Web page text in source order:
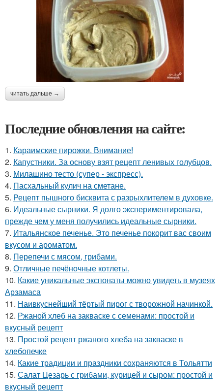
читать дальше →
Последние обновления на сайте:
1. Караимские пирожки. Внимание!
2. Капустники. За основу взят рецепт ленивых голубцов.
3. Милашино тесто (супер - экспресс).
4. Пасхальный кулич на сметане.
5. Рецепт пышного бисквита с разрыхлителем в духовке.
6. Идеальные сырники. Я долго экспериментировала,
прежде чем у меня получились идеальные сырники.
7. Итальянское печенье. Это печенье покорит вас своим
вкусом и ароматом.
8. Перепечи с мясом, грибами.
9. Отличные печёночные котлеты.
10. Какие уникальные экспонаты можно увидеть в музеях
Арзамаса
11. Наивкуснейший тёртый пирог с творожной начинкой.
12. Ржаной хлеб на закваске с семенами: простой и
вкусный рецепт
13. Простой рецепт ржаного хлеба на закваске в
хлебопечке
14. Какие традиции и праздники сохраняются в Тольятти
15. Салат Цезарь с грибами, курицей и сыром: простой и
вкусный рецепт